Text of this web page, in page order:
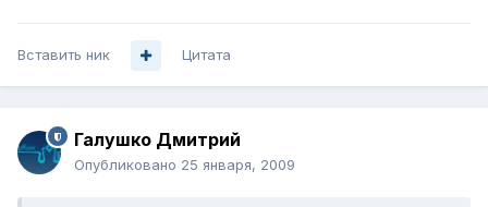
Вставить ник Цитата
Галушко Дмитрий
Опубликовано 25 января, 2009